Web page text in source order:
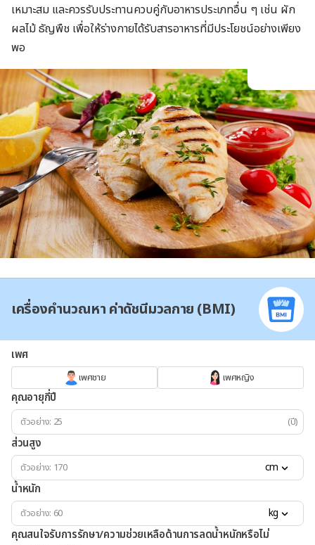
เหมาะสม และควรรับประทานควบคู่กับอาหารประเภทอื่น ๆ เช่น ผัก
ผลไม้ ธัญพืช เพื่อให้ร่างกายได้รับสารอาหารที่มีประโยชน์อย่างเพียง
พอ
เครื่องคำนวณหา ค่าดัชนีมวลกาย (BMI)
เพศ
เพศชาย เพศหญิง
คุณอายุกี่ปี
(ปี)
ส่วนสูง
cm
น้ำหนัก
kg
คุณสนใจรับการรักษา/ความช่วยเหลือด้านการลดน้ำหนักหรือไม่